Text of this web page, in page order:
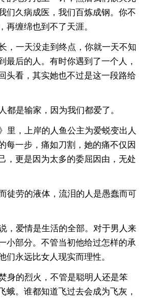
们久病成医，我们百炼成钢。你不
再缠绵也到不了天涯。
，一天没走到终点，你就一天不知
最后的人。有时你遇到了一个人，
头看，其实她也不过是这一段路给
都是输家，因为我们都爱了。
里，上岸的人鱼公主为爱蜕变出人
每一步，痛如刀割，她的痛不仅因
，更是因为太多的委屈因由，无处
徒劳的液体，流泪的人是愚蠢而可
，爱情是生活的全部。对于男人来
小部分。不管当初他给过怎样的承
们永远比女人现实而理性。
身的烈火，不管是聪明人还是笨
蛾。谁都知道飞过去会成为飞灰，